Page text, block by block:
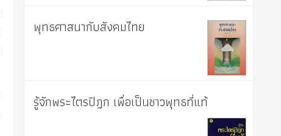
พุทธศาสนากับสังคมไทย
รู้จักพระไตรปิฎก เพื่อเป็นชาวพุทธที่แท้